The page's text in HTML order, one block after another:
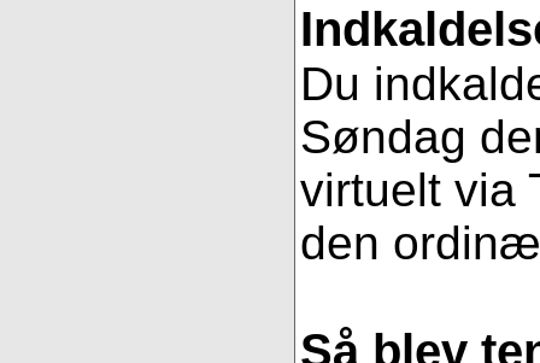
Du
Søndag
virtuelt via
den
Så blev